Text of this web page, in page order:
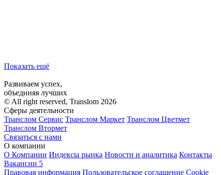
Показать ещё
Развиваем успех,
объединяя лучших
© All right reserved, Translom 2026
Сферы деятельности
Транслом Сервис Транслом Маркет Транслом Цветмет
Транслом Втормет
Связаться с нами
О компании
О Компании Индексы рынка Новости и аналитика Контакты
Вакансии 5
Правовая информация Пользовательское соглашение Cookie